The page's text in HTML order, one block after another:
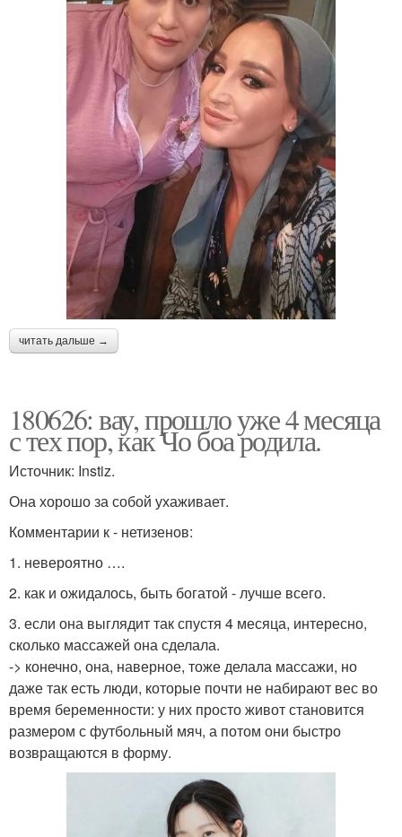
читать дальше →
180626: вау, прошло уже 4 месяца
с тех пор, как Чо боа родила.
Источник: Instiz.
Она хорошо за собой ухаживает.
Комментарии к - нетизенов:
1. невероятно ….
2. как и ожидалось, быть богатой - лучше всего.
3. если она выглядит так спустя 4 месяца, интересно,
сколько массажей она сделала.
-> конечно, она, наверное, тоже делала массажи, но
даже так есть люди, которые почти не набирают вес во
время беременности: у них просто живот становится
размером с футбольный мяч, а потом они быстро
возвращаются в форму.